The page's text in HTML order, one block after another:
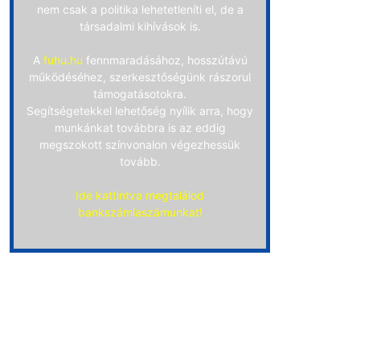
nem csak a politika lehetetleníti el, de a
társadalmi kihívások is.
A fuhu.hu fennmaradásához, hosszútávú
működéséhez, szerkesztőségünk rászorul
támogatásotokra.
Segítségetekkel lehetőség nyílik arra, hogy
munkánkat továbbra is az eddig
megszokott színvonalon végezhessük
tovább.
Ide kattintva megtalálod
bankszámlaszámunkat!